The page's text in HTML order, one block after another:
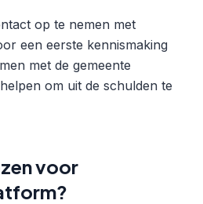
op te nemen met
een eerste kennismaking
met de gemeente
om uit de schulden te
voor